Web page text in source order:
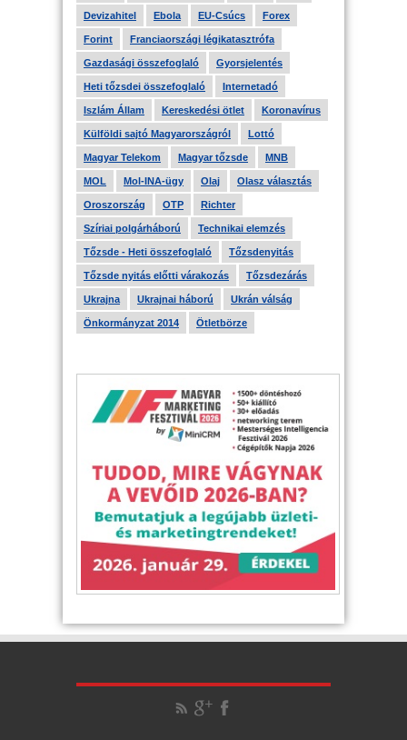
Devizahitel Ebola EU-Csúcs Forex
Forint Franciaországi légikatasztrófa
Gazdasági összefoglaló Gyorsjelentés
Heti tőzsdei összefoglaló Internetadó
Iszlám Állam Kereskedési ötlet Koronavírus
Külföldi sajtó Magyarországról Lottó
Magyar Telekom Magyar tőzsde MNB
MOL Mol-INA-ügy Olaj Olasz választás
Oroszország OTP Richter
Szíriai polgárháború Technikai elemzés
Tőzsde - Heti összefoglaló Tőzsdenyitás
Tőzsde nyitás előtti várakozás Tőzsdezárás
Ukrajna Ukrajnai háború Ukrán válság
Önkormányzat 2014 Ötletbörze